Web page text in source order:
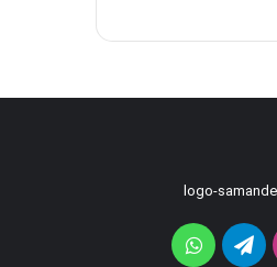
اینستاگرامتلگرام واتس